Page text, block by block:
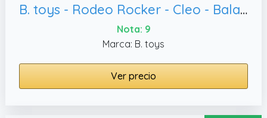
B. toys - Rodeo Rocker - Cleo - Balancín Unicornio - Juguete balancín Unicornio - Correpasillos de Madera - Juguete clásico para niños - 18 Meses+
Nota: 9
Marca: B. toys
Ver precio